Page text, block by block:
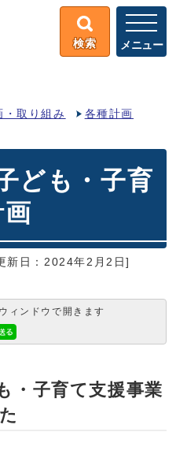
検索 メニュー
・取り組み 各種計画
ども・子育
新日：2024年2月2日]
ィンドウで開きます
・子育て支援事業